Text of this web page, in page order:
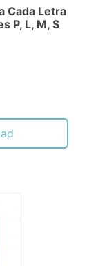
Cada Letra
P, L, M, S